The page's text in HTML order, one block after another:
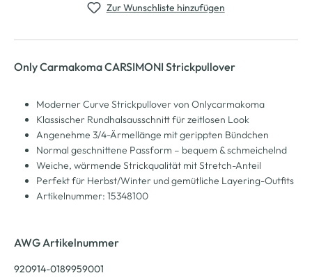
Zur Wunschliste hinzufügen
Only Carmakoma CARSIMONI Strickpullover
Moderner Curve Strickpullover von Onlycarmakoma
Klassischer Rundhalsausschnitt für zeitlosen Look
Angenehme 3/4-Ärmellänge mit gerippten Bündchen
Normal geschnittene Passform – bequem & schmeichelnd
Weiche, wärmende Strickqualität mit Stretch-Anteil
Perfekt für Herbst/Winter und gemütliche Layering-Outfits
Artikelnummer: 15348100
AWG Artikelnummer
920914-0189959001